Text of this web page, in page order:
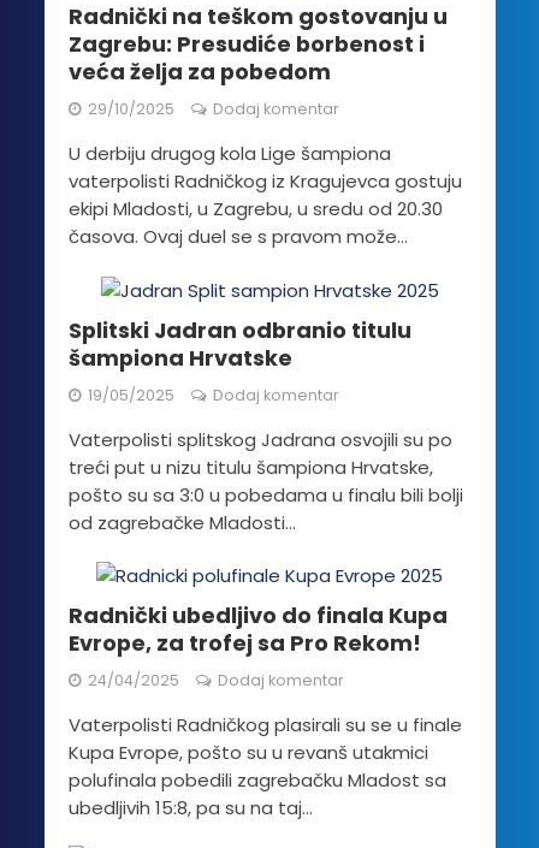
Radnički na teškom gostovanju u
Zagrebu: Presudiće borbenost i
veća želja za pobedom
29/10/2025 Dodaj komentar
U derbiju drugog kola Lige šampiona
vaterpolisti Radničkog iz Kragujevca gostuju
ekipi Mladosti, u Zagrebu, u sredu od 20.30
časova. Ovaj duel se s pravom može...
Splitski Jadran odbranio titulu
šampiona Hrvatske
19/05/2025 Dodaj komentar
Vaterpolisti splitskog Jadrana osvojili su po
treći put u nizu titulu šampiona Hrvatske,
pošto su sa 3:0 u pobedama u finalu bili bolji
od zagrebačke Mladosti...
Radnički ubedljivo do finala Kupa
Evrope, za trofej sa Pro Rekom!
24/04/2025 Dodaj komentar
Vaterpolisti Radničkog plasirali su se u finale
Kupa Evrope, pošto su u revanš utakmici
polufinala pobedili zagrebačku Mladost sa
ubedljivih 15:8, pa su na taj...